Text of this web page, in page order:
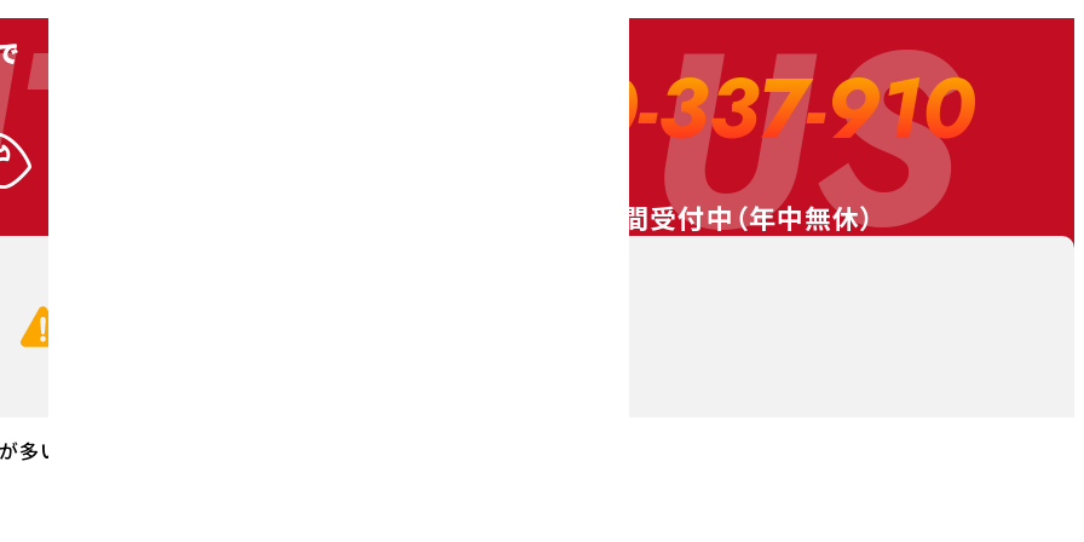
US
0120-337-910
24時間受付中（年中無休）
いです。